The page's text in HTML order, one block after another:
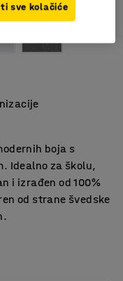
boja s
Idealno za školu,
i izrađen od 100%
od strane švedske
sve kolačiće